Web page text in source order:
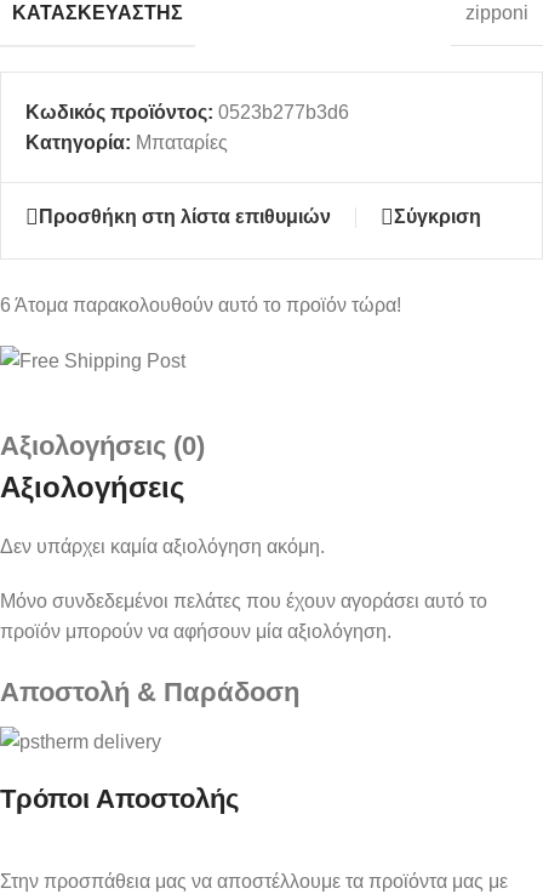
ΚΑΤΑΣΚΕΥΑΣΤΉΣ zipponi
Κωδικός προϊόντος: 0523b277b3d6
Κατηγορία: Μπαταρίες
Προσθήκη στη λίστα επιθυμιών Σύγκριση
6 Άτομα παρακολουθούν αυτό το προϊόν τώρα!
Αξιολογήσεις (0)
Αξιολογήσεις
Δεν υπάρχει καμία αξιολόγηση ακόμη.
Μόνο συνδεδεμένοι πελάτες που έχουν αγοράσει αυτό το
προϊόν μπορούν να αφήσουν μία αξιολόγηση.
Αποστολή & Παράδοση
Τρόποι Αποστολής
Στην προσπάθεια μας να αποστέλλουμε τα προϊόντα μας με